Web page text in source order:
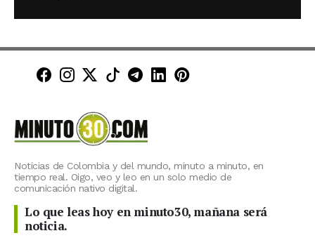
Minuto30 en Facebook
Minuto30 en Instagram
Minuto30 en X (Twitter)
Minuto30 en TikTok
Canal de Minuto30 en
Minuto30 en LinkedIn
Minuto30 en
Noticias de Colombia y del mundo, minuto a minuto, en
tiempo real. Oigo, veo y leo en un solo medio de
comunicación nativo digital.
Lo que leas hoy en minuto30, mañana será
noticia.